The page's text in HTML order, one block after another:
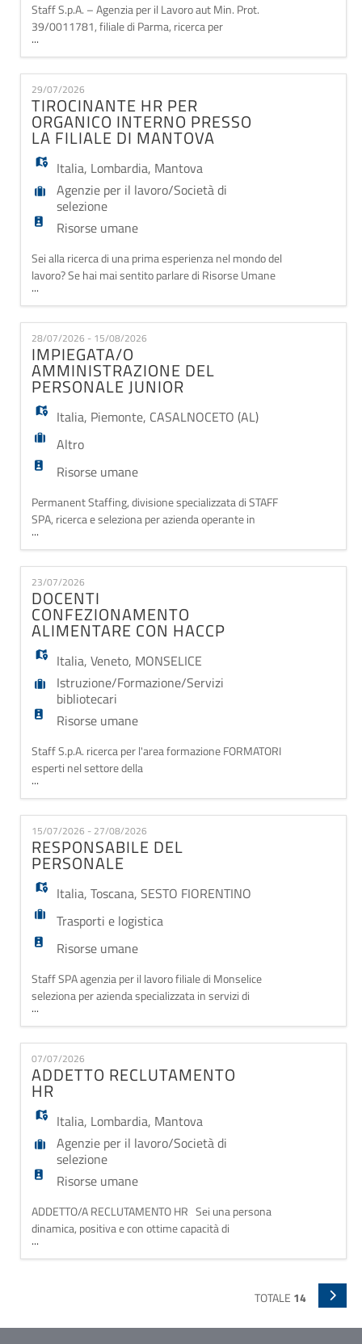
Staff S.p.A. – Agenzia per il Lavoro aut Min. Prot.
39/0011781, filiale di Parma, ricerca per
ampliamento dell'organico interno una risorsa da
inserire in stage come: JUNIOR HR GENERALIST
(M/F/N) 📌 Cosa farai Entrerai a far parte di un team
dinamico e verrai affiancato/a nelle principali attività
di filiale, tra cui: - Front office e accoglienza
...
29/07/2026
TIROCINANTE HR PER
ORGANICO INTERNO PRESSO
LA FILIALE DI MANTOVA
Italia, Lombardia, Mantova
Agenzie per il lavoro/Società di
selezione
Risorse umane
Sei alla ricerca di una prima esperienza nel mondo del
lavoro? Se hai mai sentito parlare di Risorse Umane
o nutri l'interesse di lavorare in questo settore,
questa è l'opportunità per te! Staff S.p.A agenzia per
il lavoro di Mantova ricerca un/UNA TIROCINANTE HR
PER ORGANICO INTERNO PRESSO LA FILIALE DI
MANTOVA Imparerai a conoscere il mondo HR
...
28/07/2026 - 15/08/2026
IMPIEGATA/O
AMMINISTRAZIONE DEL
PERSONALE JUNIOR
Italia, Piemonte, CASALNOCETO (AL)
Altro
Risorse umane
Permanent Staffing, divisione specializzata di STAFF
SPA, ricerca e seleziona per azienda operante in
contesto strutturato e consolidato, IMPIEGATA/O
AMMINISTRAZIONE DEL PERSONALE JUNIOR, da
inserire all'interno dell'Ufficio Risorse Umane con il
ruolo di supporto operativo alla gestione
amministrativa del personale, per sostituzione
maternità.
...
23/07/2026
DOCENTI
CONFEZIONAMENTO
ALIMENTARE CON HACCP
Italia,Veneto, MONSELICE
Istruzione/Formazione/Servizi
bibliotecari
Risorse umane
Staff S.p.A. ricerca per l'area formazione FORMATORI
esperti nel settore della
Produzione/Confezionamento alimentare e HACCP
per percorsi di formazione rivolti a persone
disoccupate inserite nel Programma "Garanzia di
Occupabilità dei Lavoratori – Assegno GOL" –
Regione Veneto, finanziato dall'Unione Europea –
Next Generation EU. Si richiede esper
...
15/07/2026 - 27/08/2026
RESPONSABILE DEL
PERSONALE
Italia,Toscana,SESTO FIORENTINO
Trasporti e logistica
Risorse umane
Staff SPA agenzia per il lavoro filiale di Monselice
seleziona per azienda specializzata in servizi di
logistica integrata RESPONSABILE DEL
PERSONALE Il/la candidato/a selezionato
supportato dal team dell'ufficio personale gestirà e
organizzerà i processi di selezione,
dell'amministrazione e della formazione continua dei
lavoratori impiegat
...
07/07/2026
ADDETTO RECLUTAMENTO
HR
Italia, Lombardia, Mantova
Agenzie per il lavoro/Società di
selezione
Risorse umane
ADDETTO/A RECLUTAMENTO HR Sei una persona
dinamica, positiva e con ottime capacità di
comunicazione? Staff ha l'opportunità giusta per te!
Staff SpA, solida realtà nel settore delle risorse
potenziamento del proprio Team. Attività principali: -
...
TOTALE 14